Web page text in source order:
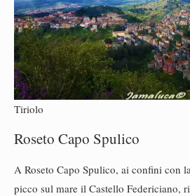
Tiriolo
Roseto Capo Spulico
A Roseto Capo Spulico, ai confini con
picco sul mare il Castello Federiciano,